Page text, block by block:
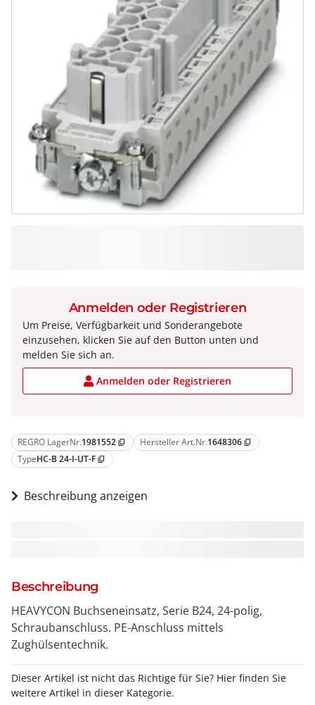
REGRO LagerNr.1981552 content_copy Hersteller Art.Nr.1648306 content_copy
TypeHC-B 24-I-UT-F content_copy
Beschreibung anzeigen
Beschreibung
HEAVYCON Buchseneinsatz, Serie B24, 24-polig,
Schraubanschluss. PE-Anschluss mittels
Zughülsentechnik.
Dieser Artikel ist nicht das Richtige für Sie? Hier finden Sie
weitere Artikel in dieser Kategorie.
Anmelden oder Registrieren
Um Preise, Verfügbarkeit und Sonderangebote
einzusehen, klicken Sie auf den Button unten und
melden Sie sich an.
Anmelden oder Registrieren